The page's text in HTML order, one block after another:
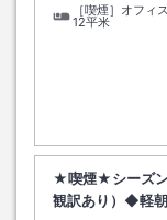
［喫煙］オフ
12平米
★喫煙★シーズン
観訳あり）◆軽